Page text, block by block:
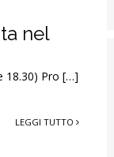
nel
18.30) Pro […]
LEGGI TUTTO